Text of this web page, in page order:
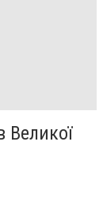
Великої